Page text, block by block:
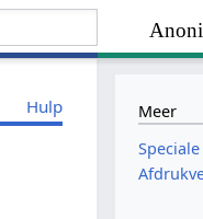
Hulp
Meer